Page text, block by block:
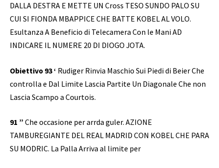
DALLA DESTRA E METTE UN Cross TESO SUNDO PALO SU
CUI SI FIONDA MBAPPICE CHE BATTE KOBEL AL VOLO.
Esultanza A Beneficio di Telecamera Con le Mani AD
INDICARE IL NUMERE 20 DI DIOGO JOTA.
Obiettivo 93 ‘ Rudiger Rinvia Maschio Sui Piedi di Beier Che
controlla e Dal Limite Lascia Partite Un Diagonale Che non
Lascia Scampo a Courtois.
91 ” Che occasione per arrda guler. AZIONE
TAMBUREGIANTE DEL REAL MADRID CON KOBEL CHE PARA
SU MODRIC. La Palla Arriva al limite per